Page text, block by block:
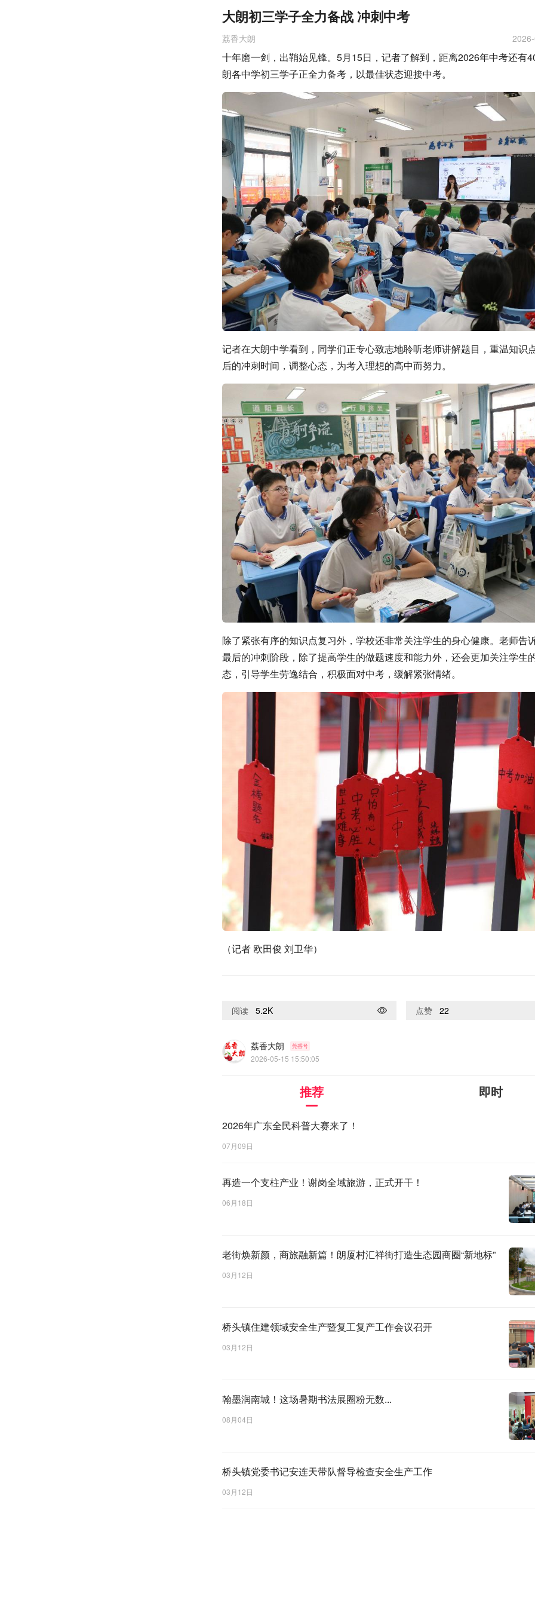
大朗初三学子全力备战 冲刺中考
荔香大朗
十年磨一剑，出鞘始见锋。5月15日，记者了解到，距离2026年中考还有
朗各中学初三学子正全力备考，以最佳状态迎接中考。
记者在大朗中学看到，同学们正专心致志地聆听老师讲解题目，重温知识
后的冲刺时间，调整心态，为考入理想的高中而努力。
除了紧张有序的知识点复习外，学校还非常关注学生的身心健康。老师告
最后的冲刺阶段，除了提高学生的做题速度和能力外，还会更加关注学生
态，引导学生劳逸结合，积极面对中考，缓解紧张情绪。
（记者 欧田俊 刘卫华）
阅读 5.2K 点赞 22
荔香大朗 莞香号
2026-05-15 15:50:05
推荐 即时
2026年广东全民科普大赛来了！
07月09日
再造一个支柱产业！谢岗全域旅游，正式开干！
06月18日
老街焕新颜，商旅融新篇！朗厦村汇祥街打造生态园商圈“新地标”
03月12日
桥头镇住建领域安全生产暨复工复产工作会议召开
03月12日
翰墨润南城！这场暑期书法展圈粉无数...
08月04日
桥头镇党委书记安连天带队督导检查安全生产工作
03月12日